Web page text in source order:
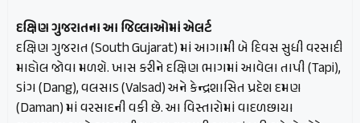
દક્ષિણ ગુજરાતના આ જિલ્લાઓમાં એલર્ટ
દક્ષિણ ગુજરાત (South Gujarat) માં આગામી બે દિવસ સુધી વરસાદી
માહોલ જોવા મળશે. ખાસ કરીને દક્ષિણ ભાગમાં આવેલા તાપી (Tapi),
ડાંગ (Dang), વલસાડ (Valsad) અને કેન્દ્રશાસિત પ્રદેશ દમણ
(Daman) માં વરસાદની વકી છે. આ વિસ્તારોમાં વાદળછાયા